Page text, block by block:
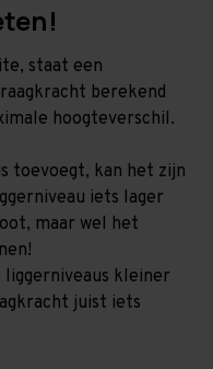
staat een
berekend
hoogteverschil.
toevoegt, kan het zijn
iets lager
maar wel het
liggerniveaus kleiner
juist iets